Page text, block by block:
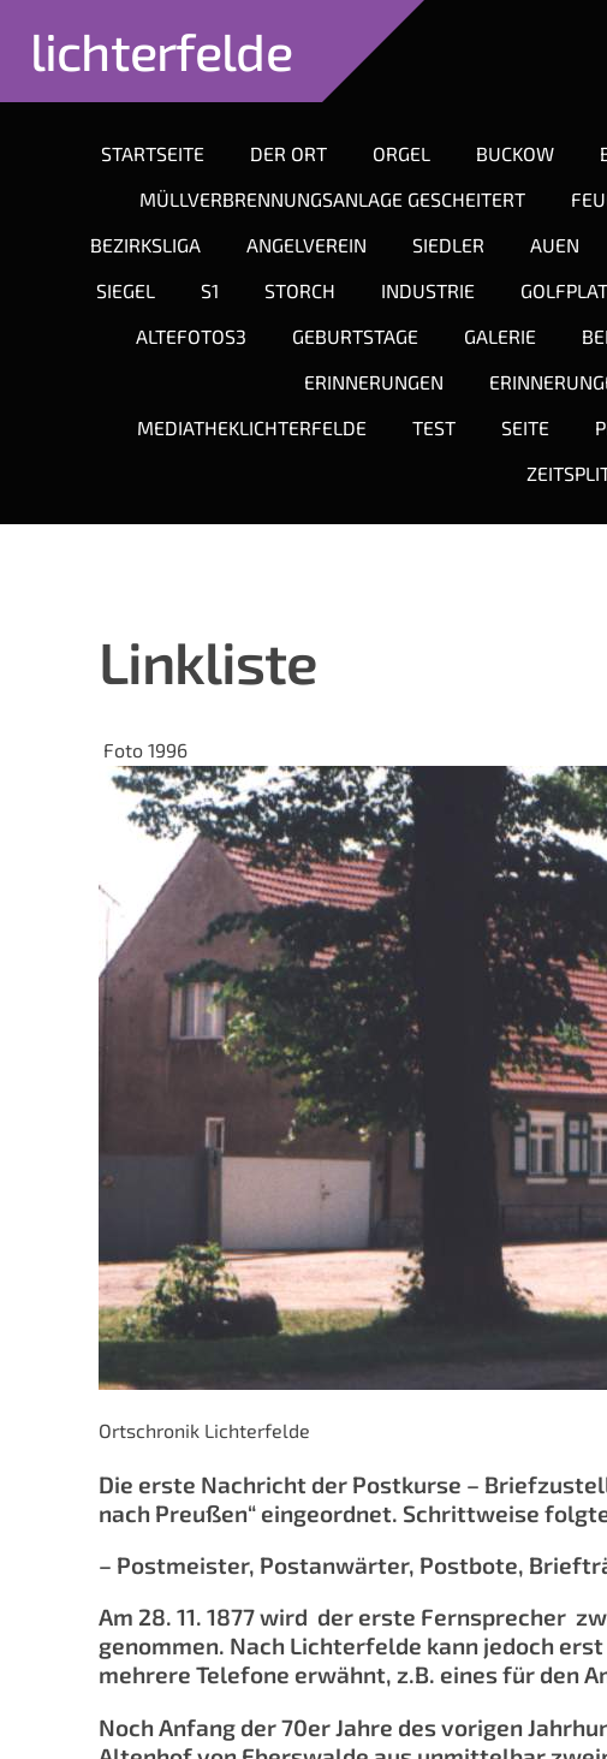
lichterfelde
STARTSEITE DER ORT ORGEL BUCKOW
MÜLLVERBRENNUNGSANLAGE GESCHEITERT
BEZIRKSLIGA
ANGELVEREIN SIEDLER AUEN
SIEGEL
S1 STORCH INDUSTRIE
ALTEFOTOS3
GEBURTSTAGE GALERIE
ERINNERUNGEN
MEDIATHEKLICHTERFELDE
TEST SEITE
Linkliste
Foto 1996
Ortschronik Lichterfelde
Die erste Nachricht der Postkurse –
nach Preußen“ eingeordnet. Schrittweise
– Postmeister, Postanwärter, Postbote,
Am 28. 11. 1877 wird der erste Fernsprecher
genommen. Nach Lichterfelde kann jedoch
mehrere Telefone erwähnt, z.B. eines für den
Noch Anfang der 70er Jahre des vorigen